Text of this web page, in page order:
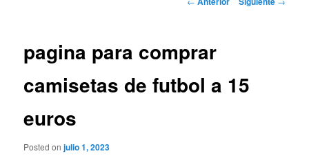
pagina para comprar
camisetas de futbol a 15
euros
Posted onjulio 1, 2023